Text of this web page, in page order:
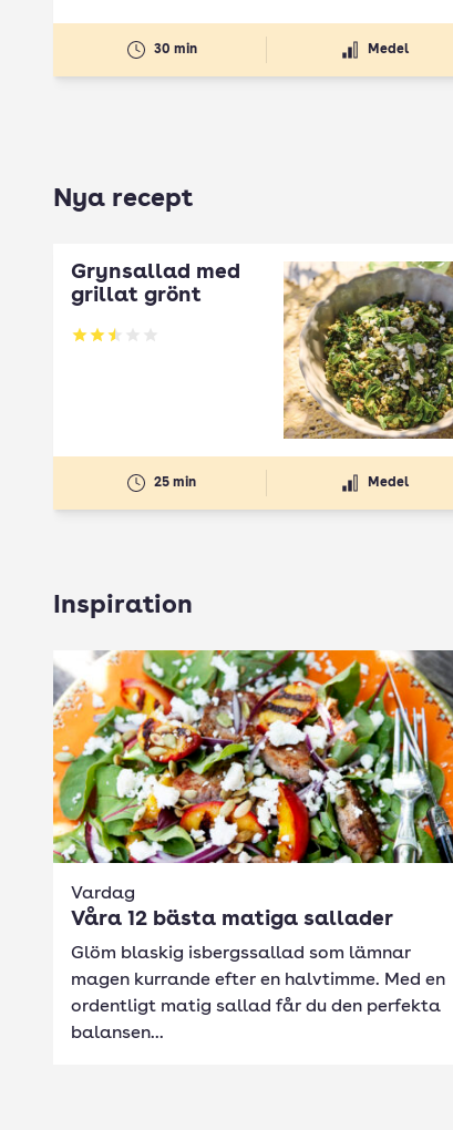
30 min Medel
Nya recept
Grynsallad med
grillat grönt
Betyg: 2.5 av 5
25 min Medel
Inspiration
Vardag
Våra 12 bästa matiga sallader
Glöm blaskig isbergssallad som lämnar
magen kurrande efter en halvtimme. Med en
ordentligt matig sallad får du den perfekta
balansen...